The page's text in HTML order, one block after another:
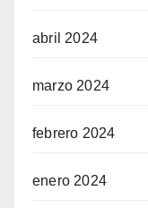
abril 2024
marzo 2024
febrero 2024
enero 2024